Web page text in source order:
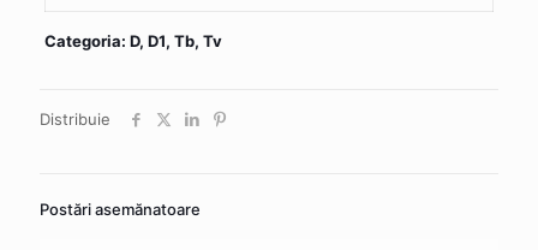
Categoria: D, D1, Tb, Tv
Distribuie
Postări asemănatoare